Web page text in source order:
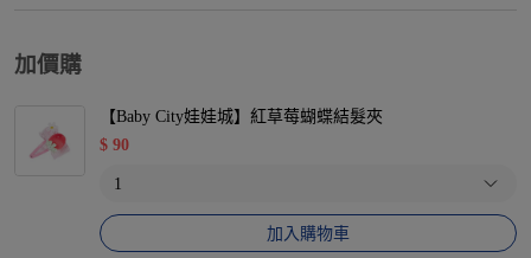
加價購
【Baby City娃娃城】紅草莓蝴蝶結髮夾
$ 90
加入購物車